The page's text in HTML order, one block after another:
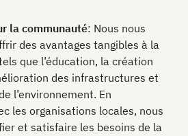
la communauté: Nous nous
des avantages tangibles à la
que l’éducation, la création
des infrastructures et
l’environnement. En
les organisations locales, nous
et satisfaire les besoins de la